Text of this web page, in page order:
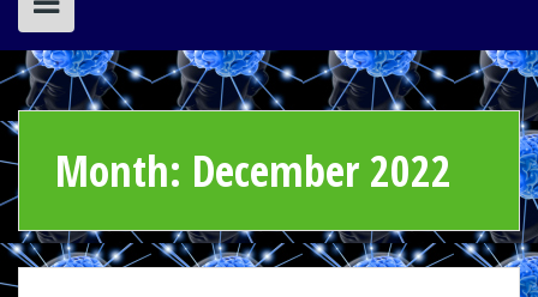
Month: December 2022